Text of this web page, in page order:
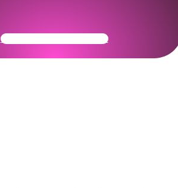
Get Your Community Ready